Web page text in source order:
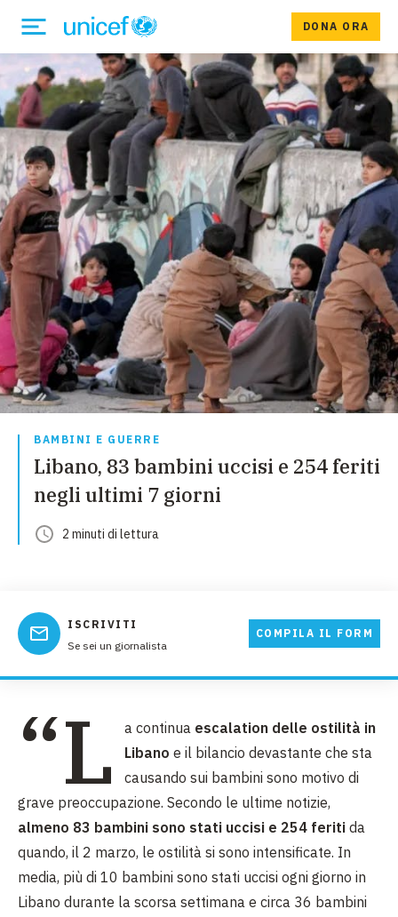
DONA ORA
BAMBINI E GUERRE
Libano, 83 bambini uccisi e 254 feriti
negli ultimi 7 giorni
2 minuti di lettura
ISCRIVITI
Se sei un giornalista
COMPILA IL FORM
“L a continua escalation delle ostilità in
Libano e il bilancio devastante che sta
causando sui bambini sono motivo di
grave preoccupazione. Secondo le ultime notizie,
almeno 83 bambini sono stati uccisi e 254 feriti da
quando, il 2 marzo, le ostilità si sono intensificate. In
media, più di 10 bambini sono stati uccisi ogni giorno in
Libano durante la scorsa settimana e circa 36 bambini